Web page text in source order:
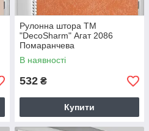
Рулонна штора TM
"DecoSharm" Агат 2086
Помаранчева
В наявності
532 ₴
Купити